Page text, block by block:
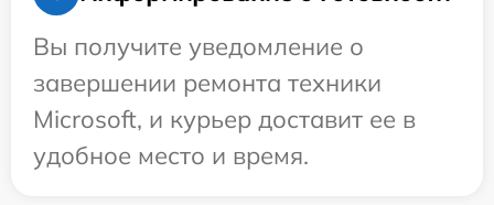
Вы получите уведомление о
завершении ремонта техники
Microsoft, и курьер доставит ее в
удобное место и время.